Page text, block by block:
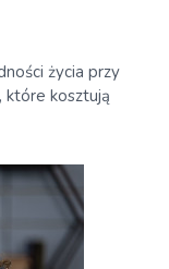
życia przy
które kosztują